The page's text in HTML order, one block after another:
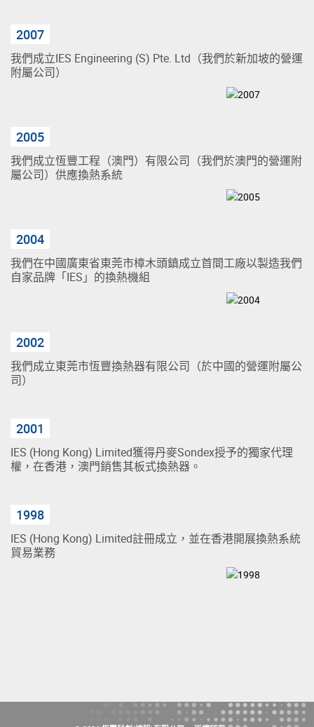
2007
我們成立IES Engineering (S) Pte. Ltd（我們於新加坡的營運
附屬公司）
2005
我們成立恆豐工程（澳門）有限公司（我們於澳門的營運附
屬公司）供應換熱系統
2004
我們在中國廣東省東莞市樟木頭鎮成立首間工廠以製造我們
自家品牌「IES」的換熱機組
2002
我們成立東莞市恆豐換熱器有限公司（於中國的營運附屬公
司）
2001
IES (Hong Kong) Limited獲得丹麥Sondex授予的獨家代理
權，在香港，澳門銷售其板式換熱器。
1998
IES (Hong Kong) Limited註冊成立，並在香港開展換熱系統
貿易業務